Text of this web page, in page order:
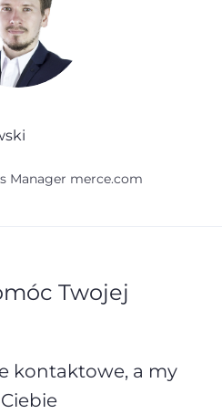
Manager merce.com
Twojej
kontaktowe, a my